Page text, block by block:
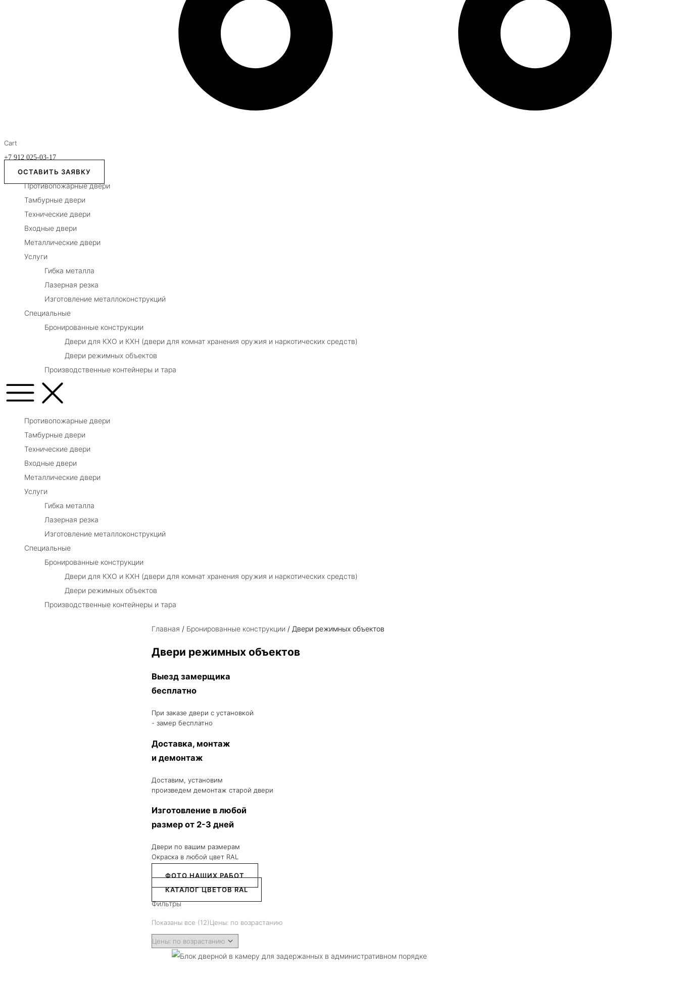
Cart
+7 912 025-03-17
ОСТАВИТЬ ЗАЯВКУ
Противопожарные двери
Тамбурные двери
Технические двери
Входные двери
Металлические двери
Услуги
Гибка металла
Лазерная резка
Изготовление металлоконструкций
Специальные
Бронированные конструкции
Двери для КХО и КХН (двери для комнат хранения оружия и наркотических средств)
Двери режимных объектов
Производственные контейнеры и тара
Противопожарные двери
Тамбурные двери
Технические двери
Входные двери
Металлические двери
Услуги
Гибка металла
Лазерная резка
Изготовление металлоконструкций
Специальные
Бронированные конструкции
Двери для КХО и КХН (двери для комнат хранения оружия и наркотических средств)
Двери режимных объектов
Производственные контейнеры и тара
Главная / Бронированные конструкции / Двери режимных объектов
Двери режимных объектов
Выезд замерщика
бесплатно
При заказе двери с установкой
- замер бесплатно
Доставка, монтаж
и демонтаж
Доставим, установим
произведем демонтаж старой двери
Изготовление в любой
размер от 2-3 дней
Двери по вашим размерам
Окраска в любой цвет RAL
ФОТО НАШИХ РАБОТ
КАТАЛОГ ЦВЕТОВ RAL
Фильтры
Показаны все (12)Цены: по возрастанию